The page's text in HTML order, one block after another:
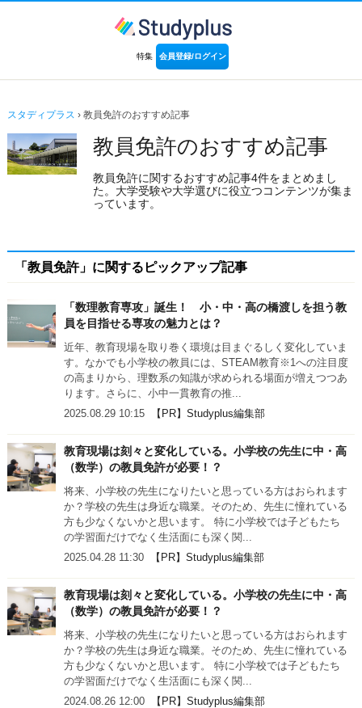
特集 会員登録/ログイン
スタディプラス › 教員免許のおすすめ記事
教員免許のおすすめ記事
教員免許に関するおすすめ記事4件をまとめまし
た。大学受験や大学選びに役立つコンテンツが集ま
っています。
「教員免許」に関するピックアップ記事
「数理教育専攻」誕生！ 小・中・高の橋渡しを担う教
員を目指せる専攻の魅力とは？
近年、教育現場を取り巻く環境は目まぐるしく変化していま
す。なかでも小学校の教員には、STEAM教育※1への注目度
の高まりから、理数系の知識が求められる場面が増えつつあ
ります。さらに、小中一貫教育の推...
2025.08.29 10:15
【PR】Studyplus編集部
教育現場は刻々と変化している。小学校の先生に中・高
（数学）の教員免許が必要！？
将来、小学校の先生になりたいと思っている方はおられます
か？学校の先生は身近な職業。そのため、先生に憧れている
方も少なくないかと思います。 特に小学校では子どもたち
の学習面だけでなく生活面にも深く関...
2025.04.28 11:30
【PR】Studyplus編集部
教育現場は刻々と変化している。小学校の先生に中・高
（数学）の教員免許が必要！？
将来、小学校の先生になりたいと思っている方はおられます
か？学校の先生は身近な職業。そのため、先生に憧れている
方も少なくないかと思います。 特に小学校では子どもたち
の学習面だけでなく生活面にも深く関...
2024.08.26 12:00
【PR】Studyplus編集部